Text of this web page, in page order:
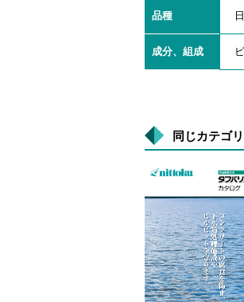
品種
成分、組成
同じカテゴ